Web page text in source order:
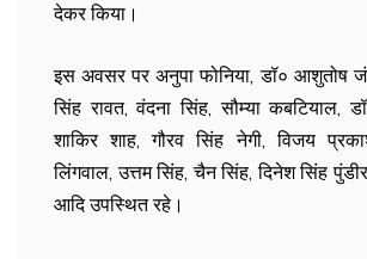
देकर किया।
इस अवसर पर अनुपा फोनिया, डॉ० आशुतोष
सिंह रावत, वंदना सिंह, सौम्या कबटियाल,
शाकिर शाह, गौरव सिंह नेगी, विजय
लिंगवाल, उत्तम सिंह, चैन सिंह, दिनेश सिंह
आदि उपस्थित रहे।